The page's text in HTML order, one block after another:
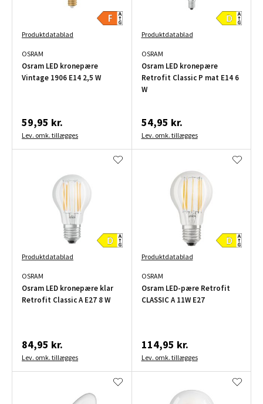
Produktdatablad
OSRAM
Osram LED kronepære
Vintage 1906 E14 2,5 W
59,95 kr.
Lev. omk. tillægges
Produktdatablad
OSRAM
Osram LED kronepære
Retrofit Classic P mat E14 6
W
54,95 kr.
Lev. omk. tillægges
Produktdatablad
OSRAM
Osram LED kronepære klar
Retrofit Classic A E27 8 W
84,95 kr.
Lev. omk. tillægges
Produktdatablad
OSRAM
Osram LED-pære Retrofit
CLASSIC A 11W E27
114,95 kr.
Lev. omk. tillægges